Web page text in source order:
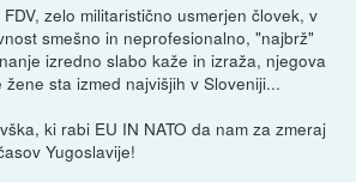
zelo militaristično usmerjen človek, v
smešno in neprofesionalno, "najbrž"
izredno slabo kaže in izraža, njegova
sta izmed najvišjih v Sloveniji...
ki rabi EU IN NATO da nam za zmeraj
Yugoslavije!